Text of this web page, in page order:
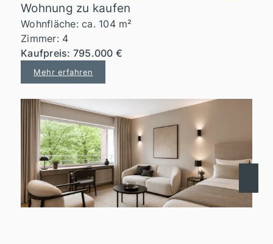
Wohnung zu kaufen
Wohnfläche: ca. 104 m²
Zimmer: 4
Kaufpreis: 795.000 €
Mehr erfahren